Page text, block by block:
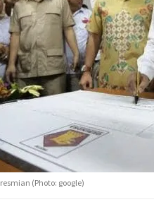
(Photo: google)